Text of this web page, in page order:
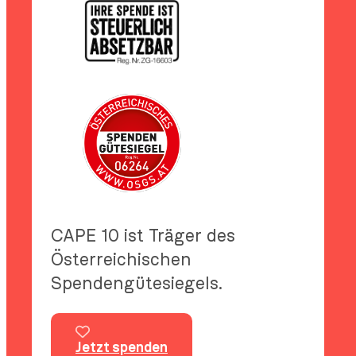
CAPE 10 ist Träger des
Österreichischen
Spendengütesiegels.
Jetzt spenden